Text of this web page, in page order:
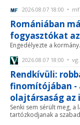
2026.08.07 18:00 •
Romániában
fogyasztókat
Engedélyezte a kormány.
2026.08.07 18:00 •
Rendkívüli:
finomítójában -
olajtársaság az
Senki sem sérült meg,
tartózkodjanak a